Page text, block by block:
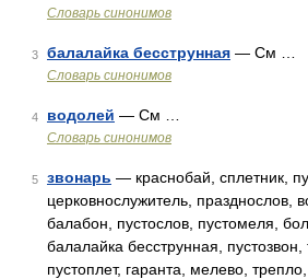
Словарь синонимов
3 балалайка бесструнная — См …
Словарь синонимов
4 водолей — См …
Словарь синонимов
5 звонарь — краснобай, сплетник,
церковнослужитель, празднослов,
балабон, пустослов, пустомеля,
балалайка бесструнная, пустозвон,
пустоплет, гаранта, мелево,